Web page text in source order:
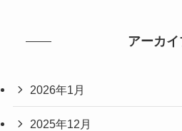
アーカイ
2026年1月
2025年12月